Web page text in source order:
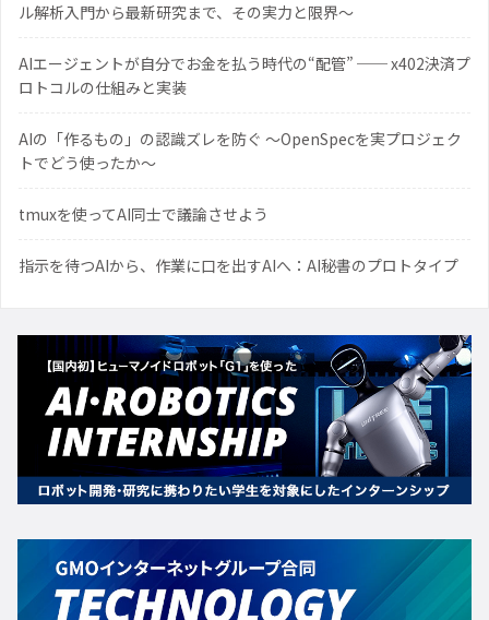
ル解析入門から最新研究まで、その実力と限界〜
AIエージェントが自分でお金を払う時代の“配管” ── x402決済プ
ロトコルの仕組みと実装
AIの「作るもの」の認識ズレを防ぐ 〜OpenSpecを実プロジェク
トでどう使ったか〜
tmuxを使ってAI同士で議論させよう
指示を待つAIから、作業に口を出すAIへ：AI秘書のプロトタイプ